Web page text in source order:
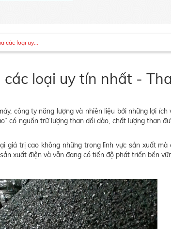
các loại uy...
loại uy tín nhất -
công ty năng lượng và nhiên liệu bởi những lợi
có nguồn trữ lượng than dồi dào, chất lượng than
giá trị cao không những trong lĩnh vực sản xuất
xuất điện và vẫn đang có tiến độ phát triển bền